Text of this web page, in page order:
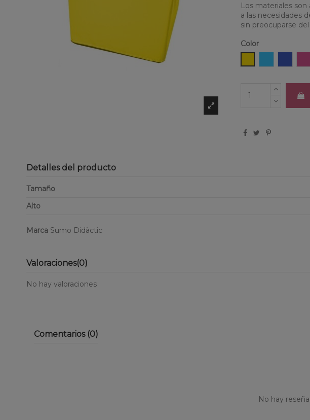
Los materiales
a las necesidades
sin preocuparse
Color
Detalles del producto
Tamaño
Alto
Marca Sumo Didàctic
Valoraciones(0)
No hay valoraciones
Comentarios (0)
No hay